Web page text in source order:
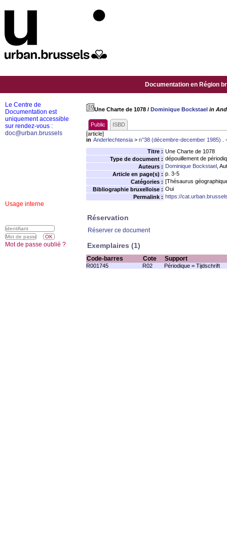
Documentation en Région
Une Charte de 1078 / Dominique Bockstael in
Public
ISBD
[article]
in Anderlechtensia > n°38 (décembre-december 1985) .
Titre : Une Charte de 1078
Type de document : dépouillement de
Auteurs : Dominique Bockstael ,
Article en page(s) : p. 3-5
Catégories : [Thésaurus
Bibliographie bruxelloise : Oui
Permalink : https://
Réservation
Réserver ce document
Exemplaires (1)
Code-barres Cote Support
R001745 R02 Périodique = Tijdschrift
Le Centre de
Documentation est
uniquement accessible
sur rendez-vous :
doc@urban.brussels
Usage interne
Mot de passe oublié ?